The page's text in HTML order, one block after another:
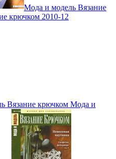
Мода и модель Вязание
крючком 2010-12
Вязание крючком Мода и